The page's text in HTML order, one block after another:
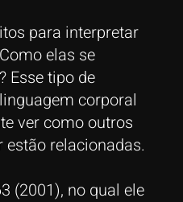
para interpretar
elas se
Esse tipo de
corporal
ver como outros
relacionadas.
(2001), no qual ele